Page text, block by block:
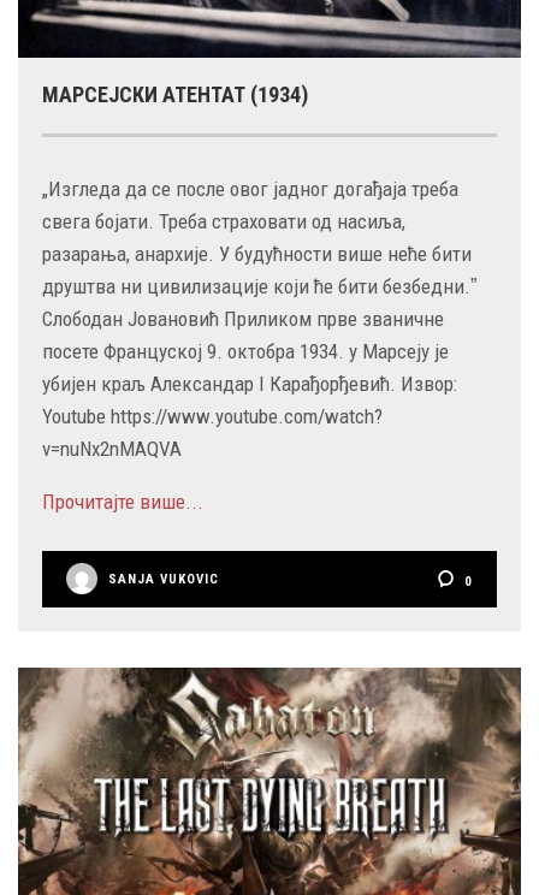
МАРСЕЈСКИ АТЕНТАТ (1934)
„Изгледа да се после овог јадног догађаја треба
свега бојати. Треба страховати од насиља,
разарања, анархије. У будућности више неће бити
друштва ни цивилизације који ће бити безбедни.ˮ
Слободан Јовановић Приликом прве званичне
посете Француској 9. октобра 1934. у Марсеју је
убијен краљ Александар I Карађорђевић. Извор:
Youtube https://www.youtube.com/watch?
v=nuNx2nMAQVA
Прочитајте више...
SANJA VUKOVIC 0